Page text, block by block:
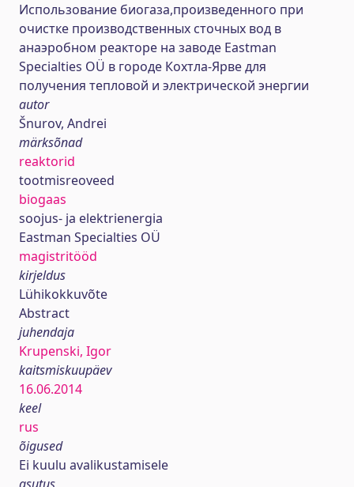
Использование биогаза,произведенного при
очистке производственных сточных вод в
анаэробном реакторе на заводе Eastman
Specialties OÜ в городе Кохтла-Ярве для
получения тепловой и электрической энергии
autor
Šnurov, Andrei
märksõnad
reaktorid
tootmisreoveed
biogaas
soojus- ja elektrienergia
Eastman Specialties OÜ
magistritööd
kirjeldus
Lühikokkuvõte
Abstract
juhendaja
Krupenski, Igor
kaitsmiskuupäev
16.06.2014
keel
rus
õigused
Ei kuulu avalikustamisele